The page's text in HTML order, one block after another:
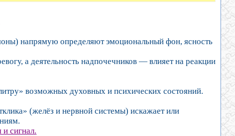
напрямую определяют эмоциональный фон, ясность
а деятельность надпочечников — влияет на реакции
возможных духовных и психических состояний.
(желёз и нервной системы) искажает или
сигнал.